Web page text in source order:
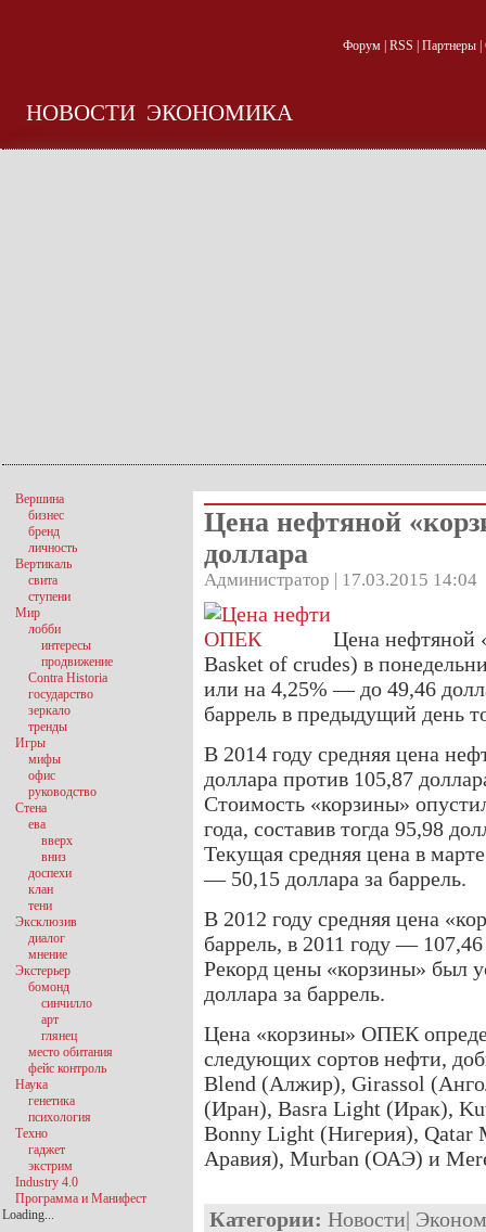
Форум| RSS Партнеры|
НОВОСТИ ЭКОНОМИКА
Цена нефтяной
доллара
Администратор | 17.03.2015 14:04
Цена нефтяной
Basket of crudes) в
или на 4,25% — до 49,46
баррель в предыдущий день
В 2014 году средняя цена
доллара против 105,87
Стоимость «корзины»
года, составив тогда 95,98
Текущая средняя цена в
— 50,15 доллара за баррель.
В 2012 году средняя цена
баррель, в 2011 году —
Рекорд цены «корзины» был
доллара за баррель.
Цена «корзины» ОПЕК
следующих сортов нефти,
Blend (Алжир), Girassol
(Иран), Basra Light (Ирак),
Bonny Light (Нигерия), Qatar
Аравия), Murban (ОАЭ) и
Категории: Новости|
Вершина
бизнес
бренд
личность
Вертикаль
свита
ступени
Мир
лобби
интересы
продвижение
Contra Historia
государство
зеркало
тренды
Игры
мифы
офис
руководство
Стена
ева
вверх
вниз
доспехи
клан
тени
Эксклюзив
диалог
мнение
Экстерьер
бомонд
синчилло
арт
глянец
место обитания
фейс контроль
Наука
генетика
психология
Техно
гаджет
экстрим
Industry 4.0
Программа и Манифест
Loading...